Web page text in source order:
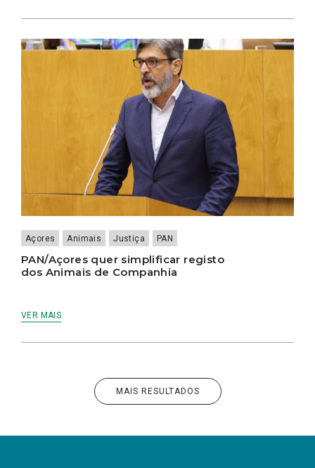
Açores Animais Justiça PAN
PAN/Açores quer simplificar registo
dos Animais de Companhia
VER MAIS
MAIS RESULTADOS